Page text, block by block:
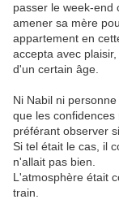
passer le week-end
amener sa mère
appartement en
accepta avec
d'un certain âge.
Ni Nabil ni
que les
préférant observer
Si tel était le cas, il
n'allait pas bien.
L'atmosphère était
train.